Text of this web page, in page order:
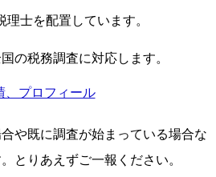
士を配置しています。
の税務調査に対応します。
、プロフィール
や既に調査が始まっている場合な
とりあえずご一報ください。